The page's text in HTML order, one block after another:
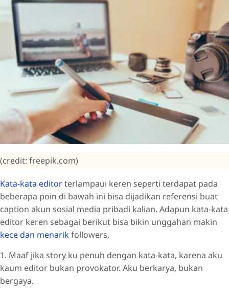
(credit: freepik.com)
Kata-kata editorterlampaui keren seperti terdapat pada
beberapa poin di bawah ini bisa dijadikan referensi buat
caption akun sosial media pribadi kalian. Adapun kata-kata
editor keren sebagai berikut bisa bikin unggahan makin
kece dan menarikfollowers.
1. Maaf jika story ku penuh dengan kata-kata, karena aku
kaum editor bukan provokator. Aku berkarya, bukan
bergaya.